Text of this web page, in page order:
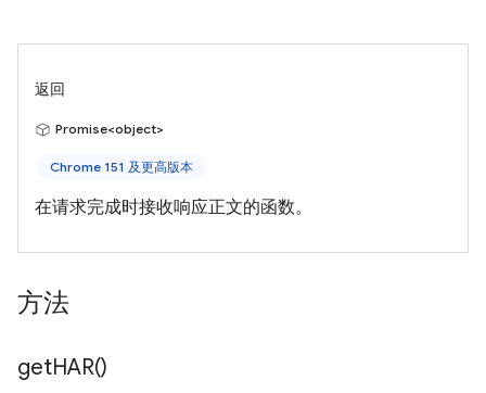
返回
Promise<object>
Chrome 151 及更高版本
在请求完成时接收响应正文的函数。
方法
getHAR()